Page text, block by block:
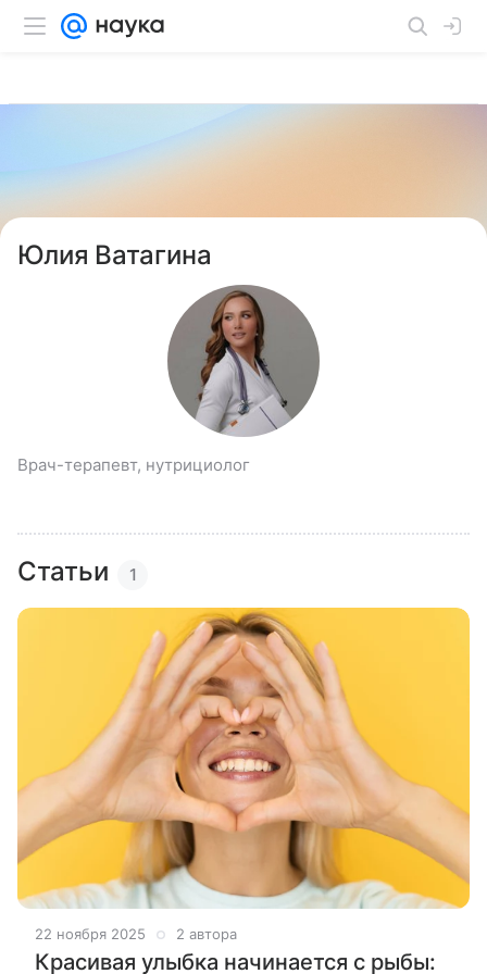
Юлия Ватагина
Врач-терапевт, нутрициолог
Статьи 1
22 ноября 2025 2 автора
Красивая улыбка начинается с рыбы: